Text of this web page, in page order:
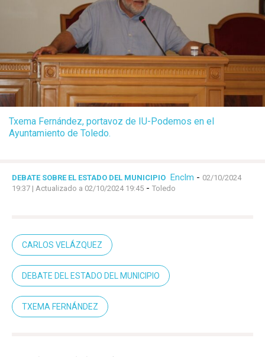
Txema Fernández, portavoz de IU-Podemos en el
Ayuntamiento de Toledo.
DEBATE SOBRE EL ESTADO DEL MUNICIPIO Enclm - 02/10/2024
19:37 | Actualizado a 02/10/2024 19:45 - Toledo
CARLOS VELÁZQUEZ
DEBATE DEL ESTADO DEL MUNICIPIO
TXEMA FERNÁNDEZ